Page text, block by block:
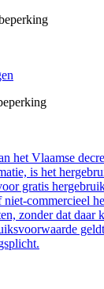
het Vlaamse
is het
gratis
niet-commercieel
zonder dat daar